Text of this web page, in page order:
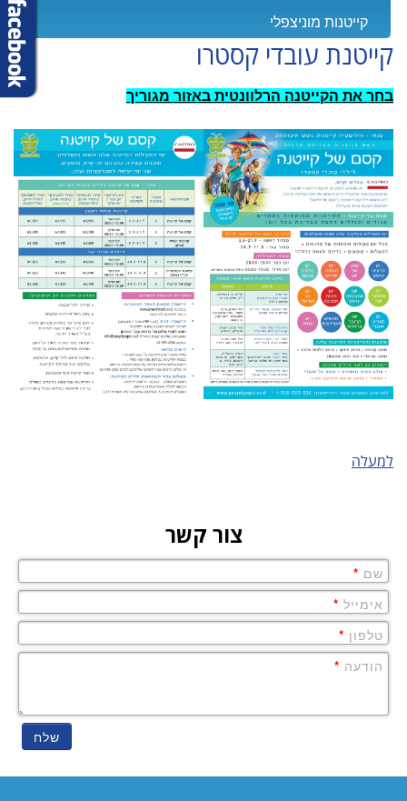
קייטנות מוניצפלי
קייטנת עובדי קסטרו
בחר את הקייטנה הרלוונטית באזור מגוריך
למעלה
צור קשר
שם *
אימייל *
טלפון *
הודעה *
שלח